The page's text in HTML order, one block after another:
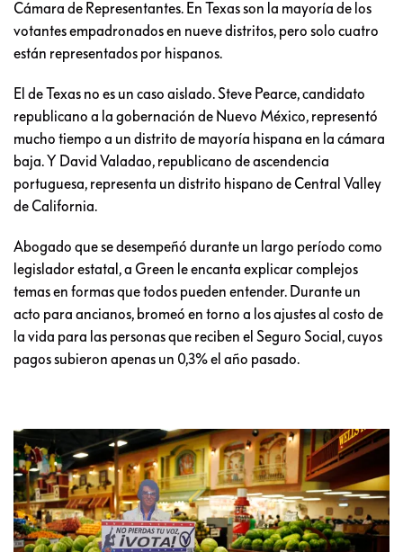
Cámara de Representantes. En Texas son la mayoría de los
votantes empadronados en nueve distritos, pero solo cuatro
están representados por hispanos.
El de Texas no es un caso aislado. Steve Pearce, candidato
republicano a la gobernación de Nuevo México, representó
mucho tiempo a un distrito de mayoría hispana en la cámara
baja. Y David Valadao, republicano de ascendencia
portuguesa, representa un distrito hispano de Central Valley
de California.
Abogado que se desempeñó durante un largo período como
legislador estatal, a Green le encanta explicar complejos
temas en formas que todos pueden entender. Durante un
acto para ancianos, bromeó en torno a los ajustes al costo de
la vida para las personas que reciben el Seguro Social, cuyos
pagos subieron apenas un 0,3% el año pasado.